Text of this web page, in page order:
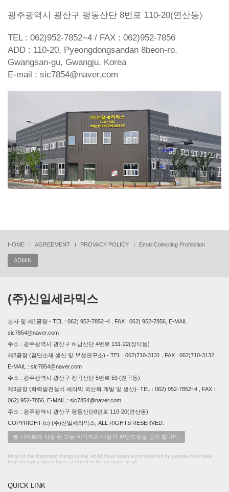
광주광역시 광산구 평동산단 8번로 110-20(연산동)
TEL : 062)952-7852~4 / FAX : 062)952-7856
ADD : 110-20, Pyeongdongsandan 8beon-ro,
Gwangsan-gu, Gwangju, Korea
E-mail : sic7854@naver.com
HOME AGREEMENT PROVACY POLICY Email Collecting Prohibition
ADMIN
(주)신일세라믹스
본사 및 제1공장 - TEL : 062) 952-7852~4 , FAX : 062) 952-7856, E-MAIL
sic7854@naver.com
주소 : 광주광역시 광산구 하남산단 4번로 131-22(장덕동)
제2공장 (첨단소재 생산 및 부설연구소) - TEL : 062)710-3131 , FAX : 062)710-3132,
E-MAIL : sic7854@naver.com
주소 : 광주광역시 광산구 진곡산단 5번로 59 (진곡동)
제3공장 (화력발전설비 세라믹 국산화 개발 및 생산)- TEL : 062) 952-7852~4 , FAX :
062) 952-7856, E-MAIL : sic7854@naver.com
주소 : 광주광역시 광산구 평동산단8번로 110-20(연산동)
COPYRIGHT (c) (주)신일세라믹스, ALL RIGHTS RESERVED.
본 사이트에 사용 된 모든 이미지와 내용의 무단도용을 금지 합니다.
Most of the important things in the world have been accomplished by people who have
kept on trying when there seemed to be no hope at all.
QUICK LINK